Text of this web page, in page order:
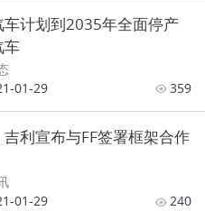
车计划到2035年全面停产
车
01-29
359
利宣布与FF签署框架合作
01-29
240